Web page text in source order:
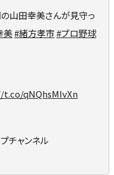
山田幸美さんが見守っ
美#緒方孝市#プロ野球
qNQhsMIvXn
チャンネル